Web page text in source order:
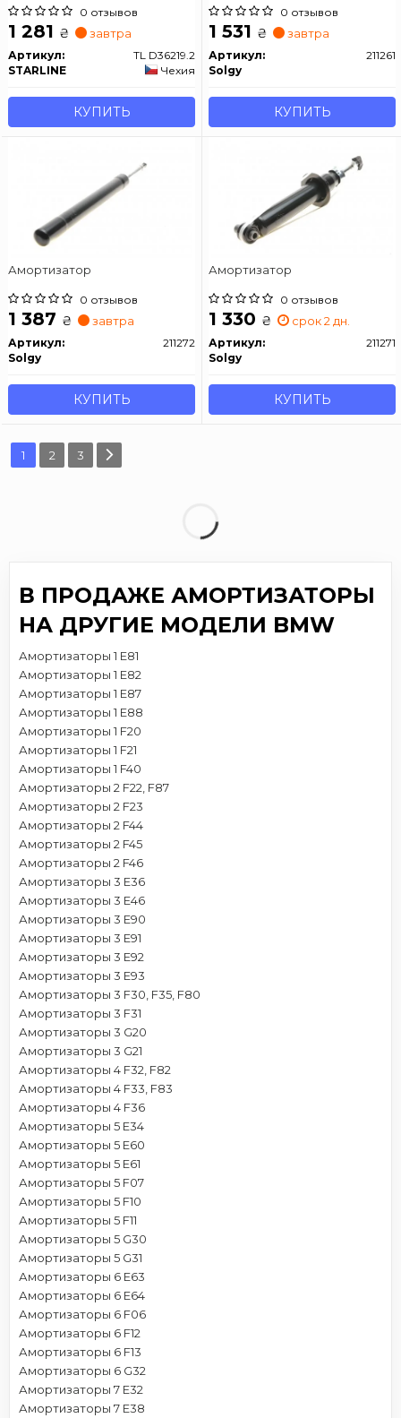
0 отзывов
1 281 ₴ завтра
Артикул:
TL D36219.2
STARLINE
Чехия
КУПИТЬ
0 отзывов
1 531 ₴ завтра
Артикул:
211261
Solgy
КУПИТЬ
Амортизатор
0 отзывов
1 387 ₴ завтра
Артикул:
211272
Solgy
КУПИТЬ
Амортизатор
0 отзывов
1 330 ₴ срок 2 дн.
Артикул:
211271
Solgy
КУПИТЬ
1 2 3
В ПРОДАЖЕ АМОРТИЗАТОРЫ
НА ДРУГИЕ МОДЕЛИ BMW
Амортизаторы 1 E81
Амортизаторы 1 E82
Амортизаторы 1 E87
Амортизаторы 1 E88
Амортизаторы 1 F20
Амортизаторы 1 F21
Амортизаторы 1 F40
Амортизаторы 2 F22, F87
Амортизаторы 2 F23
Амортизаторы 2 F44
Амортизаторы 2 F45
Амортизаторы 2 F46
Амортизаторы 3 E36
Амортизаторы 3 E46
Амортизаторы 3 E90
Амортизаторы 3 E91
Амортизаторы 3 E92
Амортизаторы 3 E93
Амортизаторы 3 F30, F35, F80
Амортизаторы 3 F31
Амортизаторы 3 G20
Амортизаторы 3 G21
Амортизаторы 4 F32, F82
Амортизаторы 4 F33, F83
Амортизаторы 4 F36
Амортизаторы 5 E34
Амортизаторы 5 E60
Амортизаторы 5 E61
Амортизаторы 5 F07
Амортизаторы 5 F10
Амортизаторы 5 F11
Амортизаторы 5 G30
Амортизаторы 5 G31
Амортизаторы 6 E63
Амортизаторы 6 E64
Амортизаторы 6 F06
Амортизаторы 6 F12
Амортизаторы 6 F13
Амортизаторы 6 G32
Амортизаторы 7 E32
Амортизаторы 7 E38